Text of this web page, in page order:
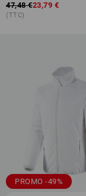
47,48 €23,79 €
(TTC)
PROMO -49%